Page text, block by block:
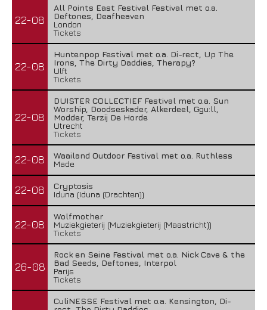
22-08
All Points East Festival Festival met o.a.
Deftones, Deafheaven
London
Tickets
22-08
Huntenpop Festival met o.a. Di-rect, Up The
Irons, The Dirty Daddies, Therapy?
Ulft
Tickets
22-08
DUISTER COLLECTIEF Festival met o.a. Sun
Worship, Doodseskader, Alkerdeel, Ggu:ll,
Modder, Terzij De Horde
Utrecht
Tickets
22-08
Waailand Outdoor Festival met o.a. Ruthless
Made
22-08
Cryptosis
Iduna (Iduna (Drachten))
22-08
Wolfmother
Muziekgieterij (Muziekgieterij (Maastricht))
Tickets
26-08
Rock en Seine Festival met o.a. Nick Cave & the
Bad Seeds, Deftones, Interpol
Parijs
Tickets
CuliNESSE Festival met o.a. Kensington, Di-